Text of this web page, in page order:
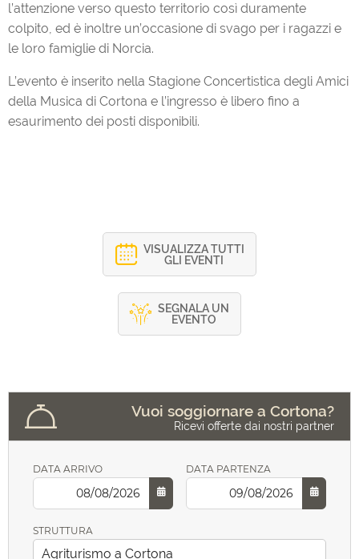
l’attenzione verso questo territorio così duramente
colpito, ed è inoltre un’occasione di svago per i ragazzi e
le loro famiglie di Norcia.
L’evento è inserito nella Stagione Concertistica degli Amici
della Musica di Cortona e l’ingresso è libero fino a
esaurimento dei posti disponibili.
VISUALIZZA TUTTI
GLI EVENTI
SEGNALA UN
EVENTO
Vuoi soggiornare a Cortona?
Ricevi offerte dai nostri partner
DATA ARRIVO DATA PARTENZA
STRUTTURA